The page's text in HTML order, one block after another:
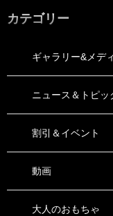
カテゴリー
ギャラリー&メデ
ニュース＆トピッ
割引＆イベント
動画
大人のおもちゃ